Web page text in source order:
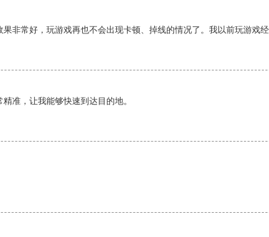
非常好，玩游戏再也不会出现卡顿、掉线的情况了。我以前玩游戏
准，让我能够快速到达目的地。